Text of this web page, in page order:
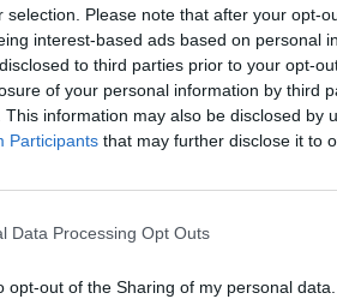
selection. Please note that after your opt-
interest-based ads based on personal
to third parties prior to your opt-
of your personal information by third
This information may also be disclosed by
Participants that may further disclose it to
Data Processing Opt Outs
opt-out of the Sharing of my personal data.
παραπάνω από έναPixel Watch
Είναι ιδανικό για όσους
καρπό τους. Το λογισμικό
ημέρας και το Fitbit Air της
για να παρακολουθείτε την
να κρατήσετε τη συνδρομή ενεργή.